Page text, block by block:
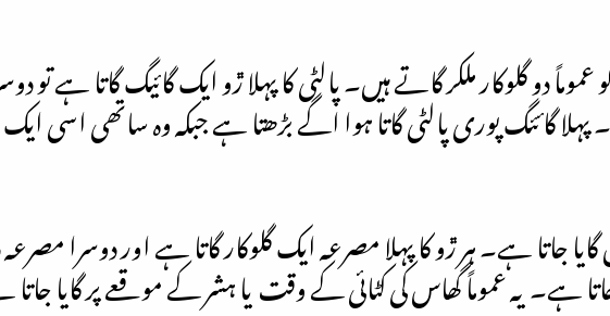
عموماً دو گلوکار ملکر گاتے ہیں۔ پالٹی کا پہلا ڙو ایک گائیگ گاتا ہے
گائئگ پوری پالٹی گاتا ہوا اگے بڑھتا ہے جبکہ وہ ساتھی اسی ایک
جاتا ہے۔ ہر ڙو کا پہلا مصرعہ ایک گلوکار گاتا ہے اور دوسرا
ہے۔ یہ عموماً گھاس کی کٹائی کے وقت یا ہشر کے موقعے پر گایا